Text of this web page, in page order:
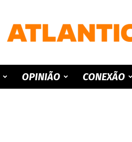
ATLANTICO
OPINIÃO CONEXÃO